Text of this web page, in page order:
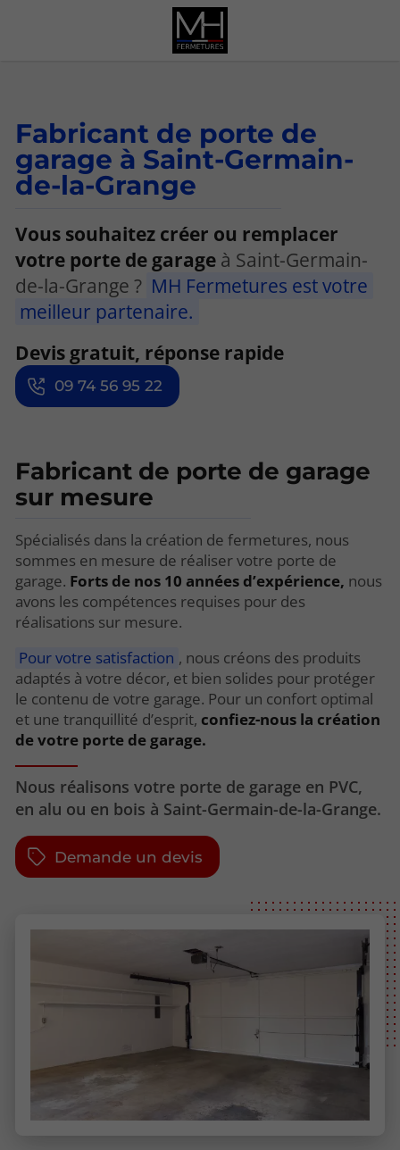
Fabricant de porte de
garage à Saint-Germain-
de-la-Grange
Vous souhaitez créer ou remplacer
votre porte de garage à Saint-Germain-
de-la-Grange ? MH Fermetures est votre
meilleur partenaire.
Devis gratuit, réponse rapide
09 74 56 95 22
Fabricant de porte de garage
sur mesure
Spécialisés dans la création de fermetures, nous
sommes en mesure de réaliser votre porte de
garage. Forts de nos 10 années d’expérience, nous
avons les compétences requises pour des
réalisations sur mesure.
Pour votre satisfaction , nous créons des produits
adaptés à votre décor, et bien solides pour protéger
le contenu de votre garage. Pour un confort optimal
et une tranquillité d’esprit, confiez-nous la création
de votre porte de garage.
Nous réalisons votre porte de garage en PVC,
en alu ou en bois à Saint-Germain-de-la-Grange.
Demande un devis